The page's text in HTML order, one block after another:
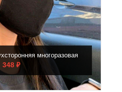
многоразовая
348 ₽